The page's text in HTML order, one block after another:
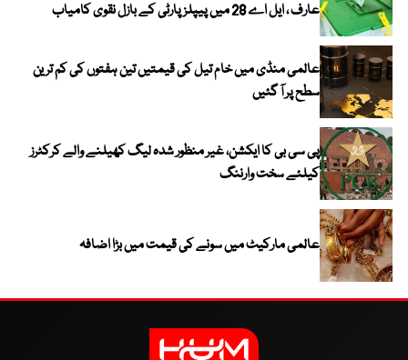
عارف ، ایل اے 28 میں پیپلز پارٹی کے بازل نقوی کامیاب
عالمی منڈی میں خام تیل کی قیمتیں تین ہفتوں کی کم ترین
سطح پر آ گئیں
پی سی بی کا ایکشن، غیر منظور شدہ لیگ کھیلنے والے کرکٹرز
کیلئے سخت وارننگ
عالمی مارکیٹ میں سونے کی قیمت میں بڑا اضافہ